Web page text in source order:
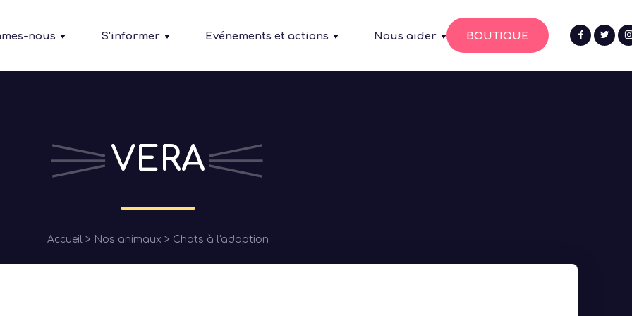
nous S'informer Evénements et actions Nous aider BOUTIQUE
VERA
Fil
d'Ariane
Accueil Nos animaux Chats à l'adoption